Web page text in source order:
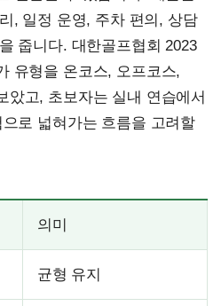
, 일정 운영, 주차 편의, 상담
줍니다. 대한골프협회 2023
유형을 온코스, 오프코스,
았고, 초보자는 실내 연습에서
로 넓혀가는 흐름을 고려할
의미
균형 유지